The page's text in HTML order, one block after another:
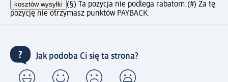
kosztów wysyłki (§) Ta pozycja nie podlega rabatom.(#) Za tę
pozycję nie otrzymasz punktów PAYBACK.
Jak podoba Ci się ta strona?